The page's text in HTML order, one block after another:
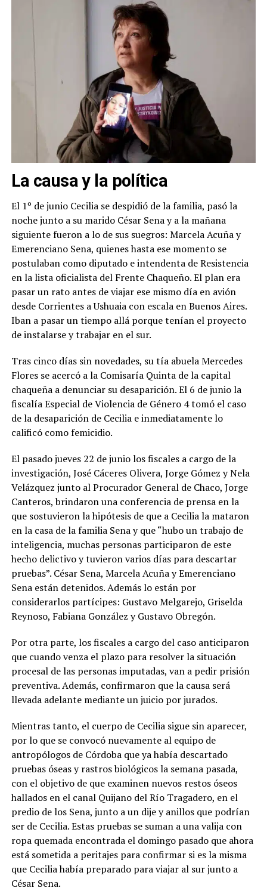
La causay la política
El 1º de junio Cecilia se despidió de la familia, pasó la
noche junto a su marido César Sena y a la mañana
siguiente fueron a lo de sus suegros: Marcela Acuña y
Emerenciano Sena, quienes hasta ese momento se
postulaban como diputado e intendenta de Resistencia
en la lista oficialista del Frente Chaqueño. El plan era
pasar un rato antes de viajar ese mismo día en avión
desde Corrientes a Ushuaia con escala en Buenos Aires.
Iban a pasar un tiempo allá porque tenían el proyecto
de instalarse y trabajar en el sur.
Tras cinco días sin novedades, su tía abuela Mercedes
Flores se acercó a la Comisaría Quinta de la capital
chaqueña a denunciar su desaparición. El 6 de junio la
fiscalía Especial de Violencia de Género 4 tomó el caso
de la desaparición de Cecilia e inmediatamente lo
calificó como femicidio.
El pasado jueves 22 de junio los fiscales a cargo de la
investigación, José Cáceres Olivera, Jorge Gómez y Nela
Velázquez junto al Procurador General de Chaco, Jorge
Canteros, brindaron una conferencia de prensa en la
que sostuvieron la hipótesis de que a Cecilia la mataron
en la casa de la familia Sena y que “hubo un trabajo de
inteligencia, muchas personas participaron de este
hecho delictivo y tuvieron varios días para descartar
pruebas”. César Sena, Marcela Acuña y Emerenciano
Sena están detenidos. Además lo están por
considerarlos partícipes: Gustavo Melgarejo, Griselda
Reynoso, Fabiana González y Gustavo Obregón.
Por otra parte, los fiscales a cargo del caso anticiparon
que cuando venza el plazo para resolver la situación
procesal de las personas imputadas, van a pedir prisión
preventiva. Además, confirmaron que la causa será
llevada adelante mediante un juicio por jurados.
Mientras tanto, el cuerpo de Cecilia sigue sin aparecer,
por lo que se convocó nuevamente al equipo de
antropólogos de Córdoba que ya había descartado
pruebas óseas y rastros biológicos la semana pasada,
con el objetivo de que examinen nuevos restos óseos
hallados en el canal Quijano del Río Tragadero, en el
predio de los Sena, junto a un dije y anillos que podrían
ser de Cecilia. Estas pruebas se suman a una valija con
ropa quemada encontrada el domingo pasado que ahora
está sometida a peritajes para confirmar si es la misma
que Cecilia había preparado para viajar al sur junto a
César Sena.